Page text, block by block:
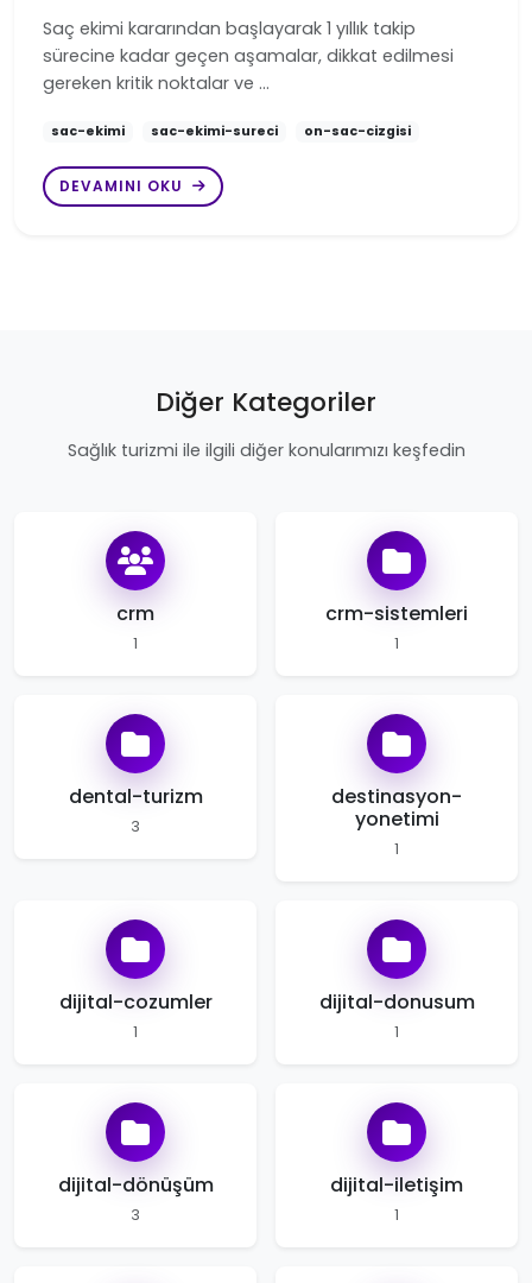
Saç ekimi kararından başlayarak 1 yıllık takip
sürecine kadar geçen aşamalar, dikkat edilmesi
gereken kritik noktalar ve …
sac-ekimi sac-ekimi-sureci on-sac-cizgisi
DEVAMINI OKU
Diğer Kategoriler
Sağlık turizmi ile ilgili diğer konularımızı keşfedin
crm
1
crm-sistemleri
1
dental-turizm
3
destinasyon-
yonetimi
1
dijital-cozumler
1
dijital-donusum
1
dijital-dönüşüm
3
dijital-iletişim
1